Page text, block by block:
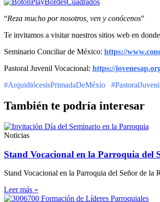
“Reza mucho por nosotros, ven y conócenos”
Te invitamos a visitar nuestros sitios web en
Seminario Conciliar de México: https://
Pastoral Juvenil Vocacional: https://
#ArquidiócesisPrimadaDeMéxio
También te podría interesar
Noticias
Stand Vocacional en la Parroquia del
Stand Vocacional en la Parroquia del Señor de
Leer más »